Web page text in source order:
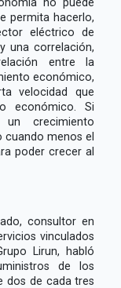
permita hacerlo,
eléctrico de
una correlación,
entre la
económico,
velocidad que
económico. Si
crecimiento
cuando menos el
poder crecer al
consultor en
vinculados
Lirun, habló
de los
dos de cada tres